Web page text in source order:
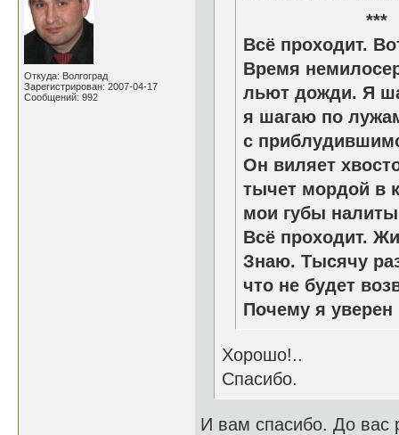
Откуда: Волгоград
Зарегистрирован: 2007-04-17
Сообщений: 992
Всё проходит.
Время
льют дожди. Я
я шагаю по
с
Он виляет
тычет мордой в
мои губы
Всё проходит.
Знаю. Тысячу
что не будет
Почему я
Хорошо!..
Спасибо.
И вам спасибо. До вас